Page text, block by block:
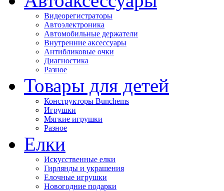
Видеорегистраторы
Автоэлектроника
Автомобильные держатели
Внутренние аксессуары
Антибликовые очки
Диагностика
Разное
Товары для детей
Конструкторы Bunchems
Игрушки
Мягкие игрушки
Разное
Елки
Искусственные елки
Гирлянды и украшения
Елочные игрушки
Новогодние подарки